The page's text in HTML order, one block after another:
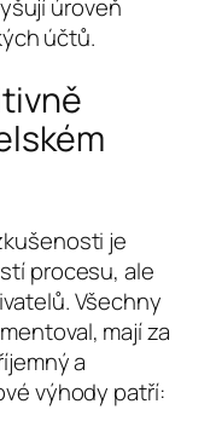
úroveň
účtů.
je
procesu, ale
Všechny
mají za
a
výhody patří: